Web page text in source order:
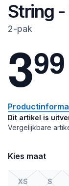
String -
2-pak
399
Dit artikel is
Vergelijkbare
Kies maat
XS S